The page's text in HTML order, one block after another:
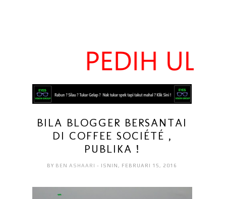
BILA BLOGGER BERSANTAI
DI COFFEE SOCIÉTÉ ,
PUBLIKA !
BY BEN ASHAARI- ISNIN, FEBRUARI 15, 2016